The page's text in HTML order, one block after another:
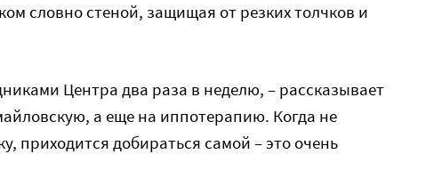
словно стеной, защищая от резких толчков и
Центра два раза в неделю, – рассказывает
а еще на иппотерапию. Когда не
приходится добираться самой – это очень